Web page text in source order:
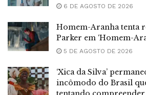
6 DE AGOSTO DE 2026
Homem-Aranha tenta
Parker em ‘Homem-
5 DE AGOSTO DE 2026
‘Xica da Silva’
incômodo do Brasil